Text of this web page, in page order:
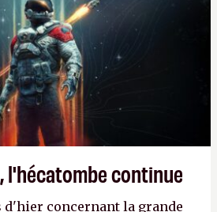
d'aujourd'hui n'est plus
a 15 ans. Mais bon, OK, on
A.
l'hécatombe continue
d'hier concernant la grande